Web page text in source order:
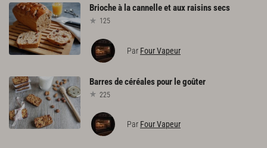
Briocheà lacannelleetauxraisinssecs
125
Par Four Vapeur
Barresdecéréalespour legoûter
225
Par Four Vapeur